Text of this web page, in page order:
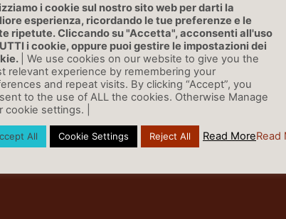
i cookie sul nostro sito web per darti la
esperienza, ricordando le tue preferenze e le
ripetute. Cliccando su "Accetta", acconsenti all'uso
i cookie, oppure puoi gestire le impostazioni dei
| We use cookies on our website to give you the
relevant experience by remembering your
and repeat visits. By clicking “Accept”, you
to the use of ALL the cookies. Otherwise Manage
cookie settings. |
All Cookie Settings Reject All Read MoreRead